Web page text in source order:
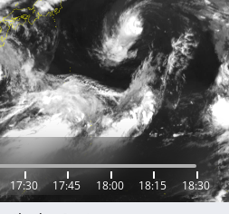
17:30 17:45 18:00 18:15 18:30